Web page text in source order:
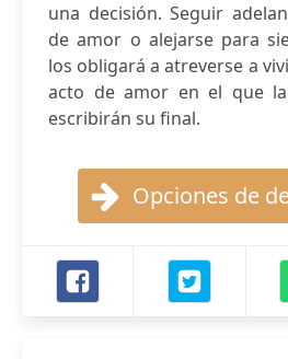
una decisión. Seguir
de amor o alejarse para
los obligará a atreverse a
acto de amor en el que
escribirán su final.
Opciones de